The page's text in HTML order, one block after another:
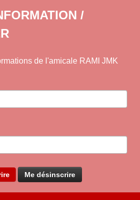
/
de l'amicale RAMI JMK